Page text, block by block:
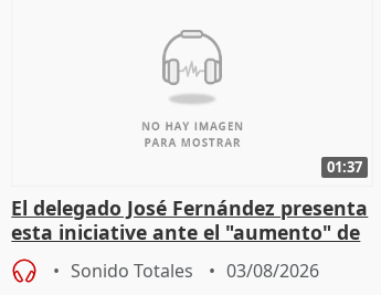
01:37
El delegado José Fernández presenta
esta iniciative ante el "aumento" de
personas sin hogar en Madri
Sonido Totales 03/08/2026